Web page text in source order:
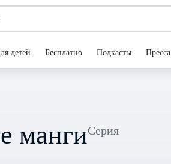
детей Бесплатно Подкасты Пресса
манги Серия